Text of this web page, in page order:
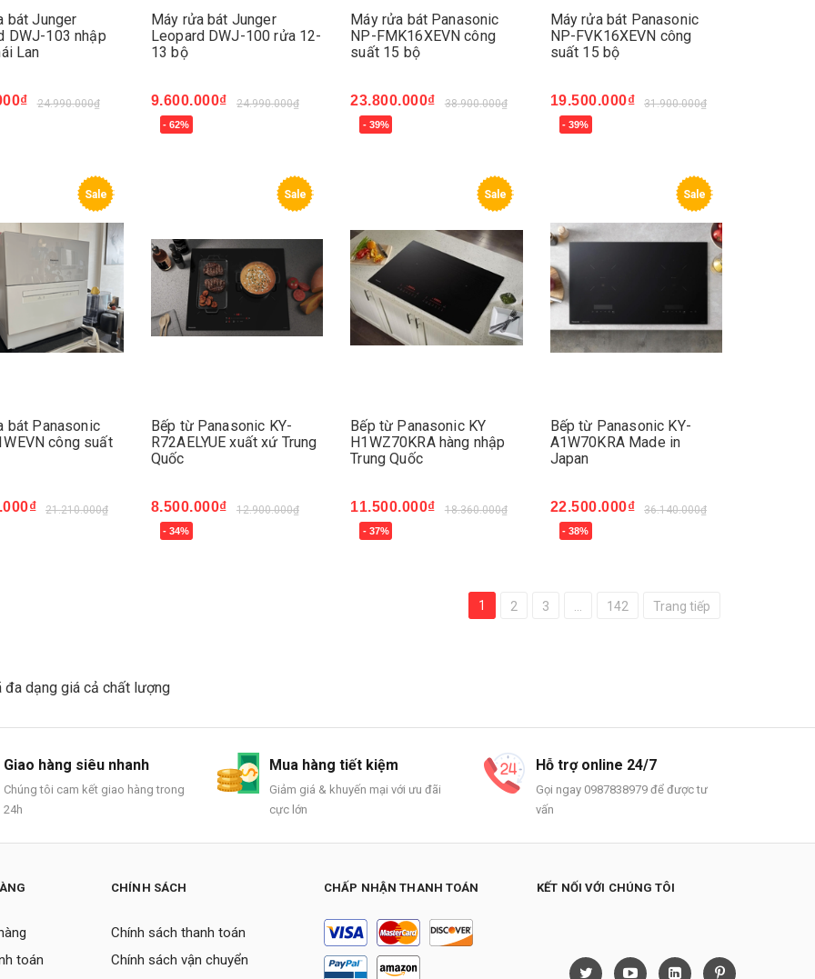
bát Junger
DWJ-103 nhập
Lan
24.990.000₫
Máy rửa bát Junger
Leopard DWJ-100 rửa 12-
13 bộ
9.600.000₫ 24.990.000₫
- 62%
Mua ngay
Máy rửa bát Panasonic
NP-FMK16XEVN công
suất 15 bộ
23.800.000₫ 38.900.000₫
- 39%
Mua ngay
Máy rửa bát Panasonic
NP-FVK16XEVN công
suất 15 bộ
19.500.000₫ 31.900.000₫
- 39%
Mua ngay
Sale
bát Panasonic
công suất
21.210.000₫
Sale
Bếp từ Panasonic KY-
R72AELYUE xuất xứ Trung
Quốc
8.500.000₫ 12.900.000₫
- 34%
Mua ngay
Sale
Bếp từ Panasonic KY
H1WZ70KRA hàng nhập
Trung Quốc
11.500.000₫ 18.360.000₫
- 37%
Mua ngay
Sale
Bếp từ Panasonic KY-
A1W70KRA Made in
Japan
22.500.000₫ 36.140.000₫
- 38%
Mua ngay
1 2 3 142 Trang tiếp
đa dạng giá cả chất lượng
Giao hàng siêu nhanh
Chúng tôi cam kết giao hàng trong
24h
Mua hàng tiết kiệm
Giảm giá & khuyến mại với ưu đãi
cực lớn
Hỗ trợ online 24/7
Gọi ngay 0987838979 để được tư
vấn
toán
CHÍNH SÁCH
Chính sách thanh toán
Chính sách vận chuyển
CHẤP NHẬN THANH TOÁN KẾT NỐI VỚI CHÚNG TÔI